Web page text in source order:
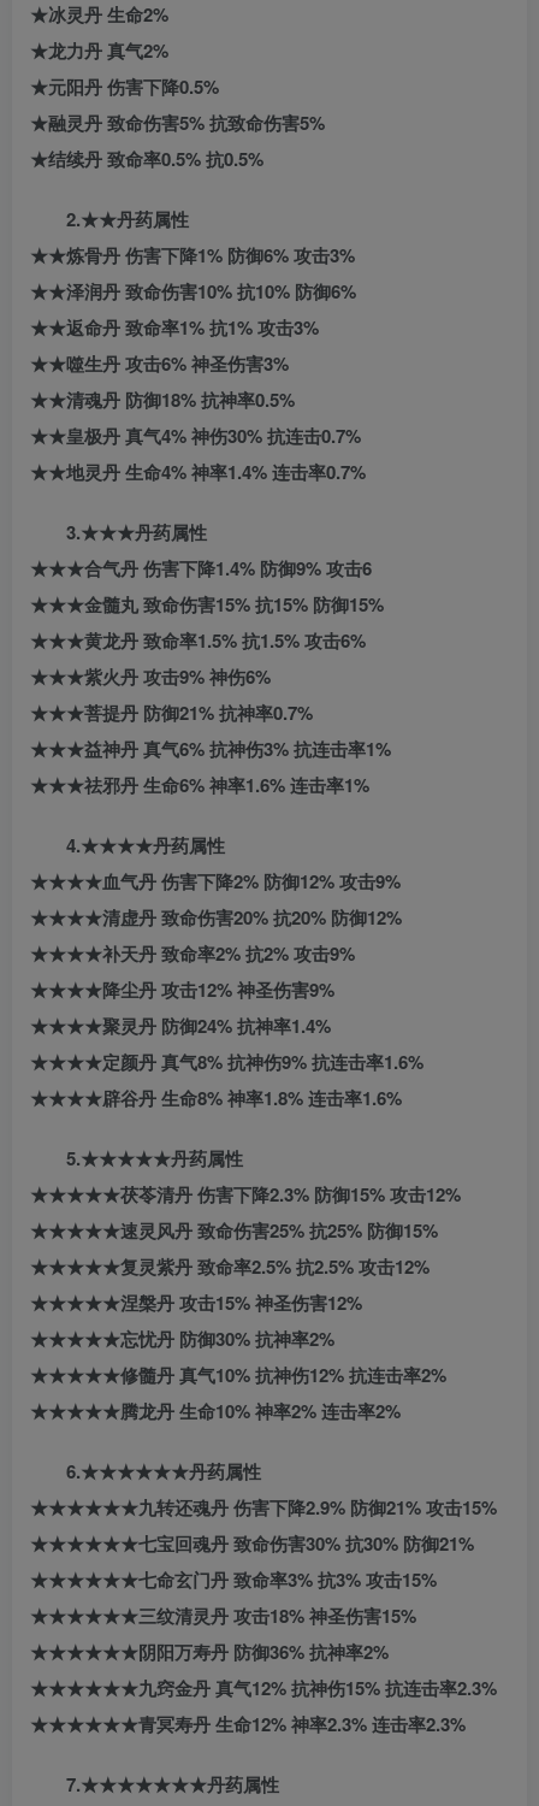
★冰灵丹 生命2%
★龙力丹 真气2%
★元阳丹 伤害下降0.5%
★融灵丹 致命伤害5% 抗致命伤害5%
★结续丹 致命率0.5% 抗0.5%
2.★★丹药属性
★★炼骨丹 伤害下降1% 防御6% 攻击3%
★★泽润丹 致命伤害10% 抗10% 防御6%
★★返命丹 致命率1% 抗1% 攻击3%
★★噬生丹 攻击6% 神圣伤害3%
★★清魂丹 防御18% 抗神率0.5%
★★皇极丹 真气4% 神伤30% 抗连击0.7%
★★地灵丹 生命4% 神率1.4% 连击率0.7%
3.★★★丹药属性
★★★合气丹 伤害下降1.4% 防御9% 攻击6
★★★金髓丸 致命伤害15% 抗15% 防御15%
★★★黄龙丹 致命率1.5% 抗1.5% 攻击6%
★★★紫火丹 攻击9% 神伤6%
★★★菩提丹 防御21% 抗神率0.7%
★★★益神丹 真气6% 抗神伤3% 抗连击率1%
★★★祛邪丹 生命6% 神率1.6% 连击率1%
4.★★★★丹药属性
★★★★血气丹 伤害下降2% 防御12% 攻击9%
★★★★清虚丹 致命伤害20% 抗20% 防御12%
★★★★补天丹 致命率2% 抗2% 攻击9%
★★★★降尘丹 攻击12% 神圣伤害9%
★★★★聚灵丹 防御24% 抗神率1.4%
★★★★定颜丹 真气8% 抗神伤9% 抗连击率1.6%
★★★★辟谷丹 生命8% 神率1.8% 连击率1.6%
5.★★★★★丹药属性
★★★★★茯苓清丹 伤害下降2.3% 防御15% 攻击12%
★★★★★速灵风丹 致命伤害25% 抗25% 防御15%
★★★★★复灵紫丹 致命率2.5% 抗2.5% 攻击12%
★★★★★涅槃丹 攻击15% 神圣伤害12%
★★★★★忘忧丹 防御30% 抗神率2%
★★★★★修髓丹 真气10% 抗神伤12% 抗连击率2%
★★★★★腾龙丹 生命10% 神率2% 连击率2%
6.★★★★★★丹药属性
★★★★★★九转还魂丹 伤害下降2.9% 防御21% 攻击15%
★★★★★★七宝回魂丹 致命伤害30% 抗30% 防御21%
★★★★★★七命玄门丹 致命率3% 抗3% 攻击15%
★★★★★★三纹清灵丹 攻击18% 神圣伤害15%
★★★★★★阴阳万寿丹 防御36% 抗神率2%
★★★★★★九窍金丹 真气12% 抗神伤15% 抗连击率2.3%
★★★★★★青冥寿丹 生命12% 神率2.3% 连击率2.3%
7.★★★★★★★丹药属性